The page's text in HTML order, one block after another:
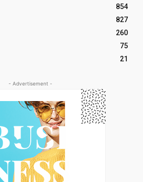
854
827
260
75
21
- Advertisement -